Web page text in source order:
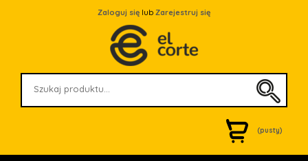
Zaloguj się lub Zarejestruj się
(pusty)